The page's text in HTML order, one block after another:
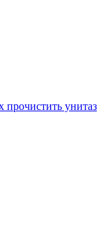
прочистить унитаз